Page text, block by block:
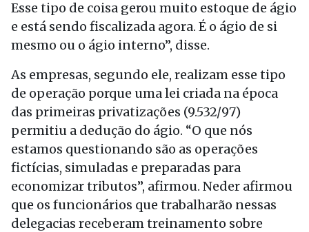
Esse tipo de coisa gerou muito estoque de ágio
e está sendo fiscalizada agora. É o ágio de si
mesmo ou o ágio interno”, disse.
As empresas, segundo ele, realizam esse tipo
de operação porque uma lei criada na época
das primeiras privatizações (9.532/97)
permitiu a dedução do ágio. “O que nós
estamos questionando são as operações
fictícias, simuladas e preparadas para
economizar tributos”, afirmou. Neder afirmou
que os funcionários que trabalharão nessas
delegacias receberam treinamento sobre